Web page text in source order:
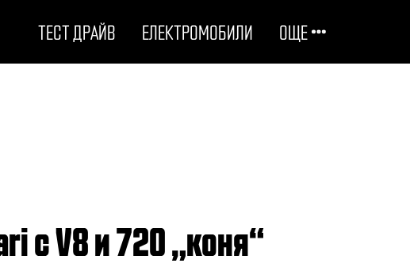
ОЩЕ
ТЕСТ ДРАЙВ ЕЛЕКТРОМОБИЛИ
ЛЮБОПИТНО
с V8 и 720 „коня“